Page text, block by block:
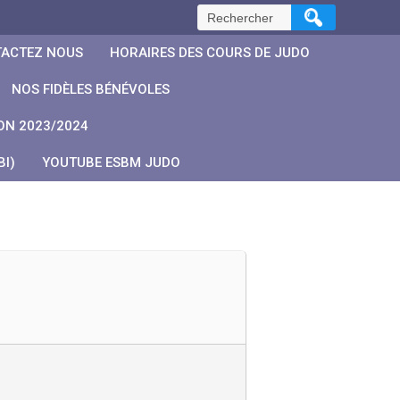
Rechercher :
NOUS HORAIRES DES COURS DE JUDO
NOS FIDÈLES BÉNÉVOLES
2023/2024
YOUTUBE ESBM JUDO